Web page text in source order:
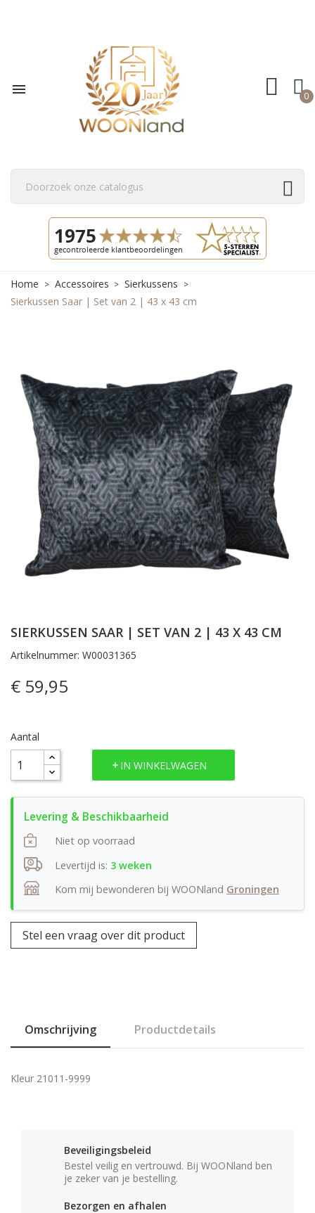
 0
Home Accessoires
Sierkussens
Sierkussen Saar | Set van 2 | 43 x 43 cm
SIERKUSSEN SAAR | SET VAN 2 | 43 X 43 CM
Artikelnummer: W00031365
€ 59,95
Aantal
IN WINKELWAGEN
Niet op voorraad
Levertijd is: 3 weken
Kom mij bewonderen bij WOONland Groningen
Stel een vraag over dit product
Omschrijving Productdetails
Kleur 21011-9999
Beveiligingsbeleid
Bestel veilig en vertrouwd. Bij WOONland ben
je zeker van je bestelling.
Bezorgen en afhalen